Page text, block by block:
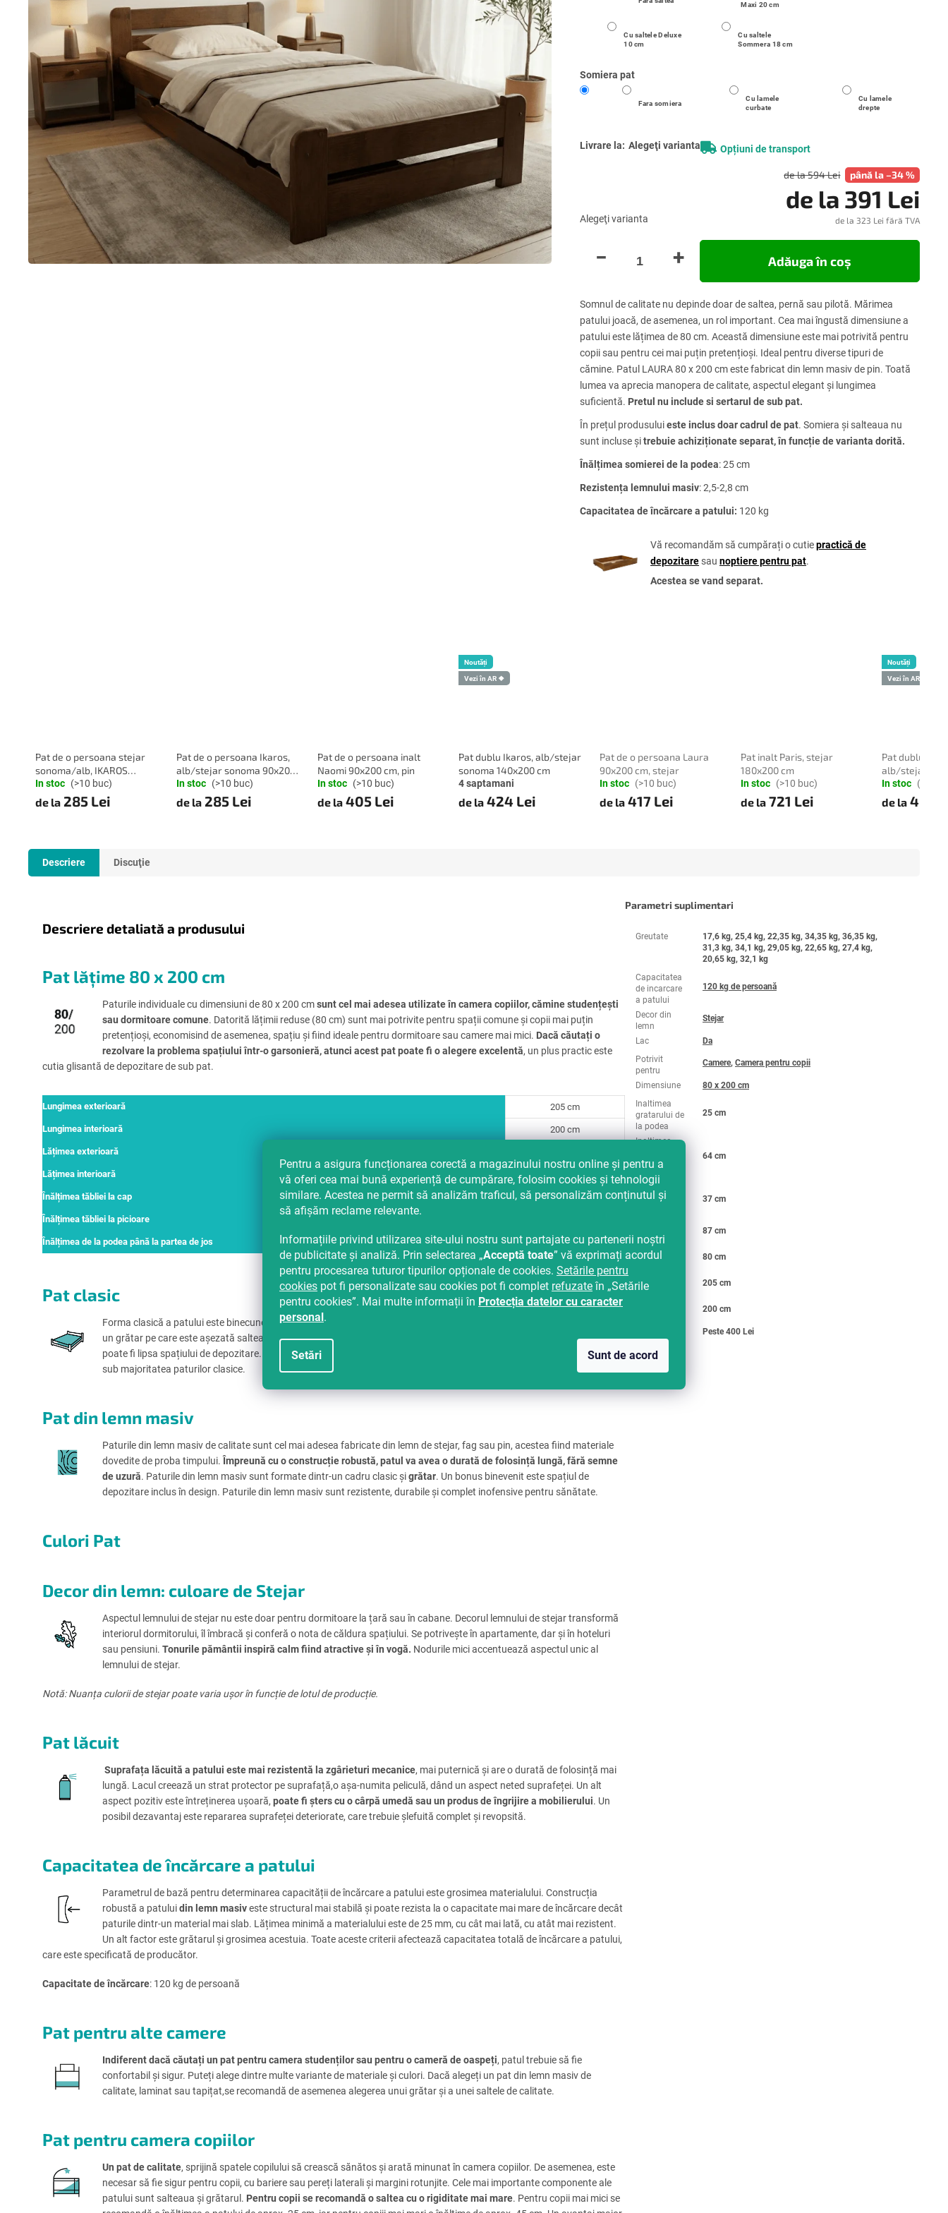
Pentru a asigura funcționarea corectă a magazinului nostru online și pentru a
vă oferi cea mai bună experiență de cumpărare, folosim cookies și tehnologii
similare. Acestea ne permit să analizăm traficul, să personalizăm conținutul și
să afișăm reclame relevante.
Informațiile privind utilizarea site-ului nostru sunt partajate cu partenerii noștri
de publicitate și analiză. Prin selectarea „Acceptă toate” vă exprimați acordul
pentru procesarea tuturor tipurilor opționale de cookies. Setările pentru
cookies pot fi personalizate sau cookies pot fi complet refuzateîn „Setările
pentru cookies”. Mai multe informații în Protecția datelor cu caracter
personal.
Setări Sunt de acord
de la 594 Lei până la –34 %
de la 391 Lei
de la 323 Lei fără TVA
preţ:
Alegeţi varianta
Maxi 20 cm
Cu saltele Deluxe
10 cm
Cu saltele
Sommera 18 cm
Somiera pat
Fara somiera
Cu lamele
curbate
Cu lamele
drepte
Livrare la: Alegeţi varianta Opțiuni de transport
Adăuga în coş
Somnul de calitate nu depinde doar de saltea, pernă sau pilotă. Mărimea
patului joacă, de asemenea, un rol important. Cea mai îngustă dimensiune a
patului este lățimea de 80 cm. Această dimensiune este mai potrivită pentru
copii sau pentru cei mai puțin pretențioși. Ideal pentru diverse tipuri de
cămine. Patul LAURA 80 x 200 cm este fabricat din lemn masiv de pin. Toată
lumea va aprecia manopera de calitate, aspectul elegant și lungimea
suficientă. Pretul nu include si sertarul de sub pat.
În prețul produsuluieste inclus doar cadrul de pat. Somiera și salteaua nu
sunt incluse șitrebuie achiziționate separat, în funcție de varianta dorită.
Înălțimea somierei de la podea: 25 cm
Rezistența lemnului masiv: 2,5-2,8 cm
Capacitatea de încărcare a patului: 120 kg
Vă recomandăm să cumpărați o cutiepractică de
depozitare saunoptiere pentru pat.
Acestea se vand separat.
Pat de o persoana stejar
sonoma/alb, IKAROS
DOUBLE 90 x 200 cm
In stoc (>10 buc)
de la 285 Lei
Pat de o persoana Ikaros,
alb/stejar sonoma 90x200
cm
In stoc (>10 buc)
de la 285 Lei
Pat de o persoana inalt
Naomi 90x200 cm, pin
In stoc (>10 buc)
de la 405 Lei
Noutăți
Vezi în AR ❖
Pat dublu Ikaros, alb/stejar
sonoma 140x200 cm
4 saptamani
de la 424 Lei
Pat de o persoana Laura
90x200 cm, stejar
In stoc (>10 buc)
de la 417 Lei
Pat inalt Paris, stejar
180x200 cm
In stoc (>10 buc)
de la 721 Lei
Noutăți
Vezi în AR ❖
Pat dublu
alb/stejar
cm
In stoc (>10
de la 465
Descriere Discuţie
Descriere detaliată a produsului
Pat lățime 80 x 200 cm
Paturile individuale cu dimensiuni de 80 x 200 cmsunt cel mai adesea utilizate în camera copiilor, cămine studențești
sau dormitoare comune. Datorită lățimii reduse (80 cm) sunt mai potrivite pentru spații comune și copii mai puțin
pretențioși, economisind de asemenea, spațiu și fiind ideale pentru dormitoare sau camere mai mici. Dacă căutați o
rezolvare la problema spațiului într-o garsonieră, atunci acest pat poate fi o alegere excelentă, un plus practic este
cutia glisantă de depozitare de sub pat.
Lungimea exterioară 205 cm
Lungimea interioară 200 cm
Lățimea exterioară
Lățimea interioară
Înălțimea tăbliei la cap 64 cm
Înălțimea tăbliei la picioare
Înălțimea de la podea până la partea de jos 25 cm
Pat clasic
Forma clasică a patului este binecunoscută. Paturile clasice sunt formate de obicei dintr-un cadru, adică o ramă solidă și
un grătar pe care este așezată salteaua.Sunt disponibile în diverse variante de design și culori
. Dezavantajul lor ar
poate fi lipsa spațiului de depozitare. Și totuși o posibilă rezolvare ar putea fi o
care își găsește locul
sub majoritatea paturilor clasice.
Pat din lemn masiv
Paturile din lemn masiv de calitate sunt cel mai adesea fabricate din lemn de stejar, fag sau pin, acestea fiind materiale
dovedite de proba timpului. Împreună cu o construcție robustă, patul va avea o durată de folosință lungă, fără semne
de uzură. Paturile din lemn masiv sunt formate dintr-un cadru clasic șigrătar. Un bonus binevenit este spațiul de
depozitare inclus în design. Paturile din lemn masiv sunt rezistente, durabile și complet inofensive pentru sănătate.
Culori Pat
Decor din lemn: culoare de Stejar
Aspectul lemnului de stejar nu este doar pentru dormitoare la țară sau în cabane. Decorul lemnului de stejar transformă
interiorul dormitorului, îl îmbracă și conferă o nota de căldura spațiului. Se potrivește în apartamente, dar și în hoteluri
sau pensiuni. Tonurile pământii inspiră calm fiind atractive șiîn vogă. Nodurile mici accentuează aspectul unic al
lemnului de stejar.
Notă: Nuanța culorii de stejar poate varia ușor în funcție de lotul de producție.
Pat lăcuit
Suprafața lăcuită a patului este mai rezistentă la zgârieturi mecanice, mai puternică și are o durată de folosință mai
lungă. Lacul creează un strat protector pe suprafață,o așa-numita peliculă, dând un aspect neted suprafeței. Un alt
aspect pozitiv este întreținerea ușoară, poate fi șters cu o cârpă umedă sau un produs de îngrijire a mobilierului. Un
posibil dezavantaj este repararea suprafeței deteriorate, care trebuie șlefuită complet și revopsită.
Capacitatea de încărcare a patului
Parametrul de bază pentru determinarea capacității de încărcare a patului este grosimea materialului. Construcția
robustă a patuluidin lemn masiveste structural mai stabilă și poate rezista la o capacitate mai mare de încărcare decât
paturile dintr-un material mai slab. Lățimea minimă a materialului este de 25 mm, cu cât mai lată, cu atât mai rezistent.
Un alt factor este grătarul și grosimea acestuia. Toate aceste criterii afectează capacitatea totală de încărcare a patului,
care este specificată de producător.
Capacitate de încărcare: 120 kg de persoană
Pat pentru alte camere
Indiferent dacă căutați un pat pentru camera studenților sau pentru o cameră de oaspeți, patul trebuie să fie
confortabil și sigur. Puteți alege dintre multe variante de materiale și culori. Dacă alegeți un pat din lemn masiv de
calitate, laminat sau tapițat,se recomandă de asemenea alegerea unui grătar și a unei saltele de calitate.
Pat pentru camera copiilor
Un pat de calitate, sprijină spatele copilului să crească sănătos și arată minunat în camera copiilor. De asemenea, este
necesar să fie sigur pentru copii, cu bariere sau pereți laterali și margini rotunjite. Cele mai importante componente ale
patului sunt salteaua și grătarul. Pentru copii se recomandă o saltea cu o rigiditate mai mare. Pentru copii mai mici se
Parametri suplimentari
Greutate
17,6 kg, 25,4 kg, 22,35 kg, 34,35 kg, 36,35 kg,
31,3 kg, 34,1 kg, 29,05 kg, 22,65 kg, 27,4 kg,
20,65 kg, 32,1 kg
Capacitatea
de incarcare
a patului
120 kg de persoană
Decor din
lemn
Stejar
Lac
Da
Potrivit
pentru
Camere,Camera pentru copii
Dimensiune
80 x 200 cm
Inaltimea
gratarului de
la podea
25 cm
Inaltimea
nivelul
capului
64 cm
Inaltimea
tabliei la
37 cm
exterioara
87 cm
Latimea
80 cm
Lungime
exterioara
205 cm
200 cm
Peste 400 Lei